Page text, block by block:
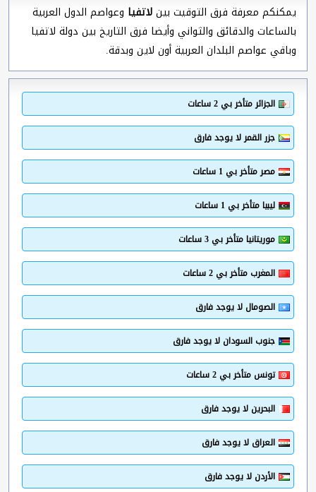
يمكنكم معرفة فرق التوقيت بينلاتفيا وعواصم الدول العربية
بالساعات والدقائق والثواني وأيضا فرق التاريخ بين دولة لاتفيا
وباقي عواصم البلدان العربية أون لاين وبدقة.
الجزائر متأخر بي 2 ساعات
جزر القمر لا يوجد فارق
مصر متأخر بي 1 ساعات
ليبيا متأخر بي 1 ساعات
موريتانيا متأخر بي 3 ساعات
المغرب متأخر بي 2 ساعات
الصومال لا يوجد فارق
جنوب السودان لا يوجد فارق
تونس متأخر بي 2 ساعات
البحرين لا يوجد فارق
العراق لا يوجد فارق
الأردن لا يوجد فارق